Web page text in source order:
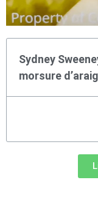
Sydney
morsure